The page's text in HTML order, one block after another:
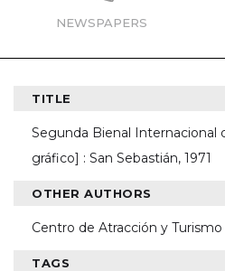
NEWSPAPERS
TITLE
Segunda Bienal Internacional
gráfico] : San Sebastián, 1971
OTHER AUTHORS
Centro de Atracción y Turismo
TAGS